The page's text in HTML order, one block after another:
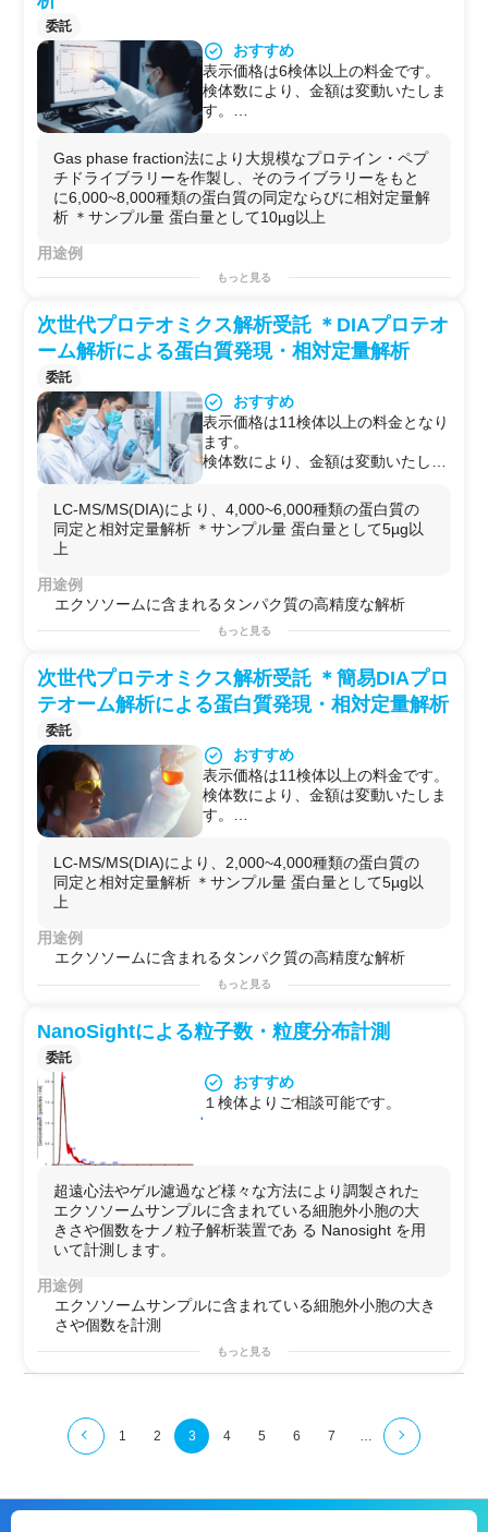
委託
おすすめ
表示価格は6検体以上の料金です。
検体数により、金額は変動いたしま
す。
・サンプルクリーンアップ処理も可
能です。（追加料金）
（サンプルがすでに何かの抽出液で
溶解されている場合はサンプルクリ
ーンアップ処理を強くお薦めいたし
います。
Gas phase fraction法により大規模なプロテイン・ペプ
チドライブラリーを作製し、そのライブラリーをもと
に6,000~8,000種類の蛋白質の同定ならびに相対定量解
析 ＊サンプル量 蛋白量として10µg以上
用途例
エクソソームに含まれるタンパク質の高精度な解析
もっと見る
次世代プロテオミクス解析受託 ＊DIAプロテオ
ーム解析による蛋白質発現・相対定量解析
委託
おすすめ
表示価格は11検体以上の料金となり
ます。
検体数により、金額は変動いたしま
オプション：
・サンプルクリーンアップ処理も可
能です。（追加料金）
ーンアップ処理を強くお薦めいたし
ます）
・繰り返し測定のオプションもござ
LC-MS/MS(DIA)により、4,000~6,000種類の蛋白質の
同定と相対定量解析 ＊サンプル量 蛋白量として5µg以
上
用途例
エクソソームに含まれるタンパク質の高精度な解析
もっと見る
次世代プロテオミクス解析受託 ＊簡易DIAプロ
テオーム解析による蛋白質発現・相対定量解析
委託
おすすめ
表示価格は11検体以上の料金です。
検体数により、金額は変動いたしま
す。
・サンプルクリーンアップ処理も可
能です。（追加料金）
（サンプルがすでに何かの抽出液で
ます）
LC-MS/MS(DIA)により、2,000~4,000種類の蛋白質の
同定と相対定量解析 ＊サンプル量 蛋白量として5µg以
上
用途例
エクソソームに含まれるタンパク質の高精度な解析
もっと見る
NanoSightによる粒子数・粒度分布計測
委託
おすすめ
１検体よりご相談可能です。
超遠心法やゲル濾過など様々な方法により調製された
エクソソームサンプルに含まれている細胞外小胞の大
きさや個数をナノ粒子解析装置であ る Nanosight を用
いて計測します。
用途例
エクソソームサンプルに含まれている細胞外小胞の大き
さや個数を計測
もっと見る
1 2 3 4 5 6 7